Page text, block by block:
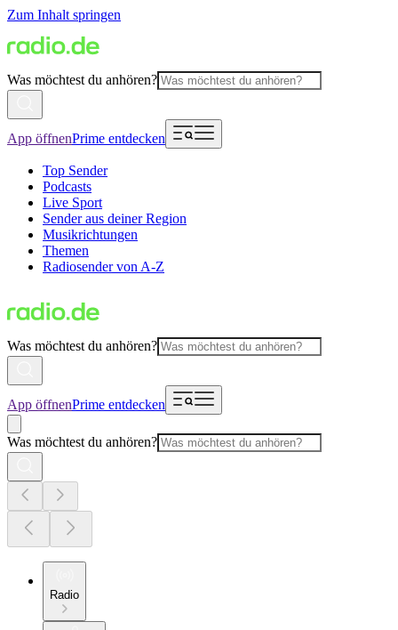
Zum Inhalt springen
Was möchtest du anhören?
App öffnenPrime entdecken
Top Sender
Podcasts
Live Sport
Sender aus deiner Region
Musikrichtungen
Themen
Radiosender von A-Z
Was möchtest du anhören?
App öffnenPrime entdecken
Was möchtest du anhören?
Radio